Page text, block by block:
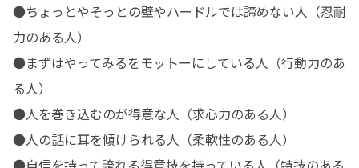
●ちょっとやそっとの壁やハードルでは諦めない人（忍耐
力のある人）
●まずはやってみるをモットーにしている人（行動力のあ
る人）
●人を巻き込むのが得意な人（求心力のある人）
●人の話に耳を傾けられる人（柔軟性のある人）